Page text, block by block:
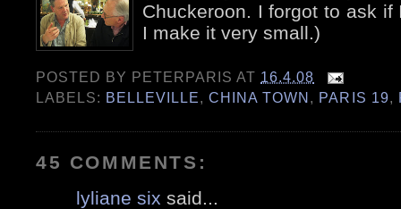
Chuckeroon. I forgot to ask
I make it very small.)
POSTED BY PETERPARIS AT 16.4.08
LABELS: BELLEVILLE,CHINA TOWN, PARIS 19,
45 COMMENTS:
lyliane six said...